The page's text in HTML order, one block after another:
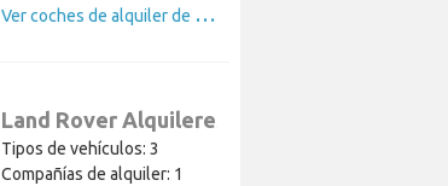
V
er coches de alquiler de Volvo
Land Rover Alquileres
Tipos de vehículos: 3
Compañías de alquiler: 1